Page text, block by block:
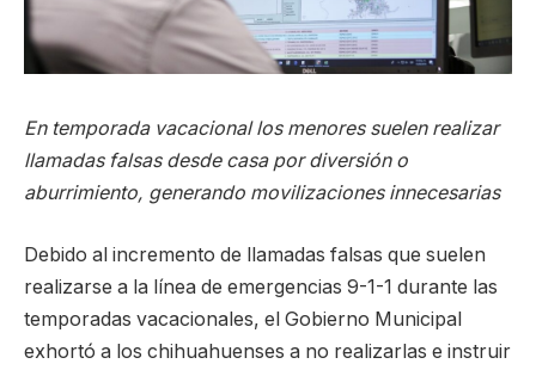
En temporada vacacional los menores suelen realizar
llamadas falsas desde casa por diversión o
aburrimiento, generando movilizaciones innecesarias
Debido al incremento de llamadas falsas que suelen
realizarse a la línea de emergencias 9-1-1 durante las
temporadas vacacionales, el Gobierno Municipal
exhortó a los chihuahuenses a no realizarlas e instruir